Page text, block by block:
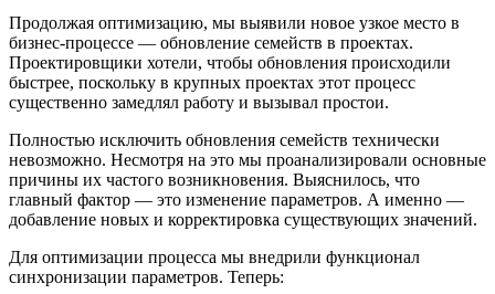
Продолжая оптимизацию, мы выявили новое узкое место в
бизнес-процессе — обновление семейств в проектах.
Проектировщики хотели, чтобы обновления происходили
быстрее, поскольку в крупных проектах этот процесс
существенно замедлял работу и вызывал простои.
Полностью исключить обновления семейств технически
невозможно. Несмотря на это мы проанализировали основные
причины их частого возникновения. Выяснилось, что
главный фактор — это изменение параметров. А именно —
добавление новых и корректировка существующих значений.
Для оптимизации процесса мы внедрили функционал
синхронизации параметров. Теперь: